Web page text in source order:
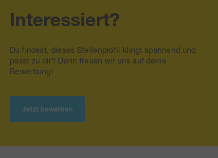
Interessiert?
Du findest, dieses Stellenprofil klingt spannend und
passt zu dir? Dann freuen wir uns auf deine
Bewerbung!
Jetzt bewerben